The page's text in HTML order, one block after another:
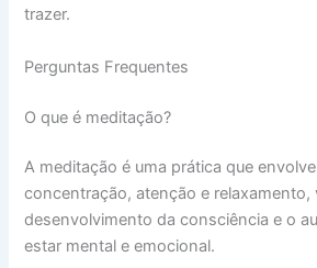
trazer.
Perguntas Frequentes
O que é meditação?
A meditação é uma prática que
concentração, atenção e relaxamento,
desenvolvimento da consciência e o
estar mental e emocional.